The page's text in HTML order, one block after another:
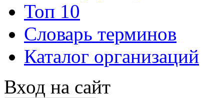
Топ 10
Словарь терминов
Каталог организаций
Вход на сайт